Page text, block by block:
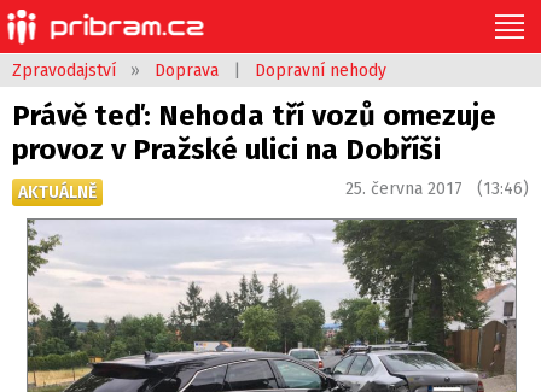
Zpravodajství » Doprava Dopravní nehody
Právě teď: Nehoda tří vozů omezuje
provoz v Pražské ulici na Dobříši
AKTUÁLNĚ 25. června 2017 (13:46)